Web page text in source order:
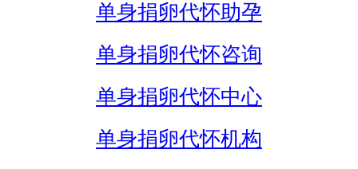
单身捐卵代怀助孕
单身捐卵代怀咨询
单身捐卵代怀中心
单身捐卵代怀机构